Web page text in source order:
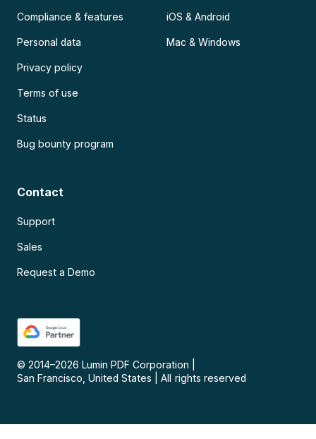
Compliance & features
Personal data
Privacy policy
Terms of use
Status
Bug bounty program
iOS & Android
Mac & Windows
Contact
Support
Sales
Request a Demo
© 2014–2026 Lumin PDF Corporation
San Francisco, United States
All rights reserved